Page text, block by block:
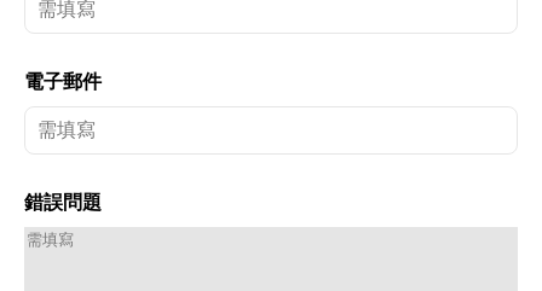
電子郵件
錯誤問題